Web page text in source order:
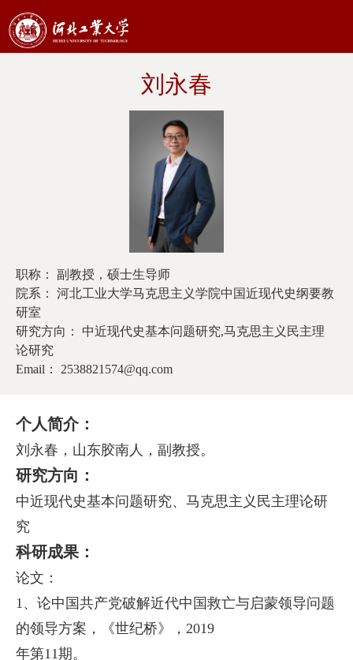
刘永春
职称： 副教授，硕士生导师
院系： 河北工业大学马克思主义学院中国近现代史纲要教
研室
研究方向： 中近现代史基本问题研究,马克思主义民主理
论研究
Email： 2538821574@qq.com
个人简介：
刘永春，山东胶南人，副教授。
研究方向：
中近现代史基本问题研究、马克思主义民主理论研
究
科研成果：
论文：
1、论中国共产党破解近代中国救亡与启蒙领导问题
的领导方案，《世纪桥》，2019
年第11期。